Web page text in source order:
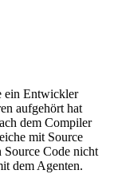
ein Entwickler
aufgehört hat
dem Compiler
mit Source
Source Code nicht
dem Agenten.